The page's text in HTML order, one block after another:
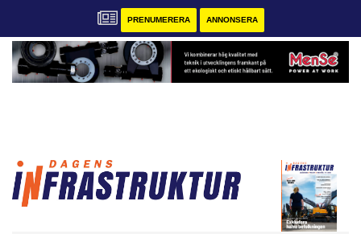
PRENUMERERA ANNONSERA